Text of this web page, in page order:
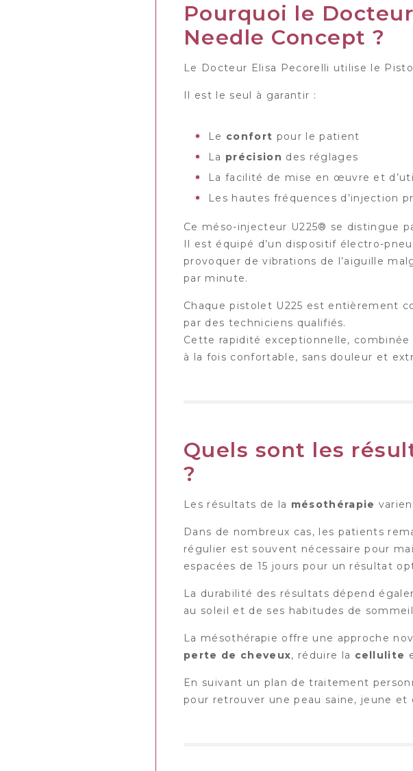
Pourquoi le
Needle Concept ?
Le Docteur Elisa Pecorelli utilise le
Il est le seul à garantir :
Le confort pour le patient
La précision des réglages
La facilité de mise en œuvre et
Les hautes fréquences d’injection
Ce méso-injecteur U225® se distingue
Il est équipé d’un dispositif électro-
provoquer de vibrations de l’aiguille
par minute.
Chaque pistolet U225 est entièrement
par des techniciens qualifiés.
Cette rapidité exceptionnelle, combinée
à la fois confortable, sans douleur et
Quels sont les
?
Les résultats de la mésothérapie
Dans de nombreux cas, les patients
régulier est souvent nécessaire pour
espacées de 15 jours pour un résultat
La durabilité des résultats dépend
au soleil et de ses habitudes de
La mésothérapie offre une approche
perte de cheveux, réduire la cellulite
En suivant un plan de traitement
pour retrouver une peau saine, jeune et